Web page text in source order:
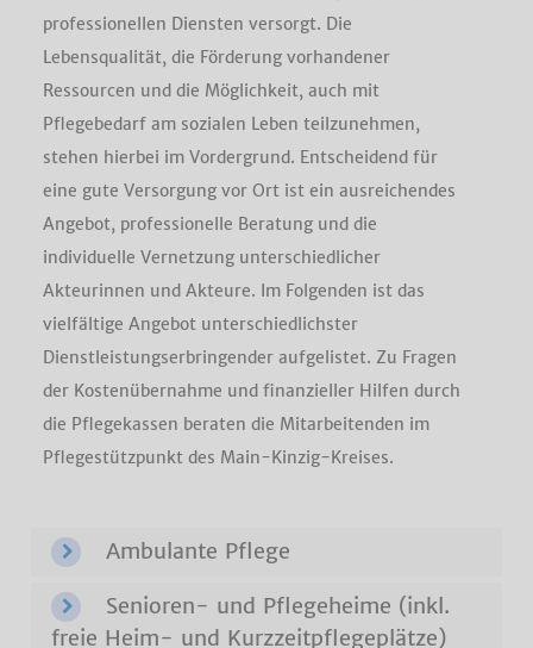
professionellen Diensten versorgt. Die
Lebensqualität, die Förderung vorhandener
Ressourcen und die Möglichkeit, auch mit
Pflegebedarf am sozialen Leben teilzunehmen,
stehen hierbei im Vordergrund. Entscheidend für
eine gute Versorgung vor Ort ist ein ausreichendes
Angebot, professionelle Beratung und die
individuelle Vernetzung unterschiedlicher
Akteurinnen und Akteure. Im Folgenden ist das
vielfältige Angebot unterschiedlichster
Dienstleistungserbringender aufgelistet. Zu Fragen
der Kostenübernahme und finanzieller Hilfen durch
die Pflegekassen beraten die Mitarbeitenden im
Pflegestützpunkt des Main-Kinzig-Kreises.
Ambulante Pflege
Senioren- und Pflegeheime (inkl.
freie Heim- und Kurzzeitpflegeplätze)